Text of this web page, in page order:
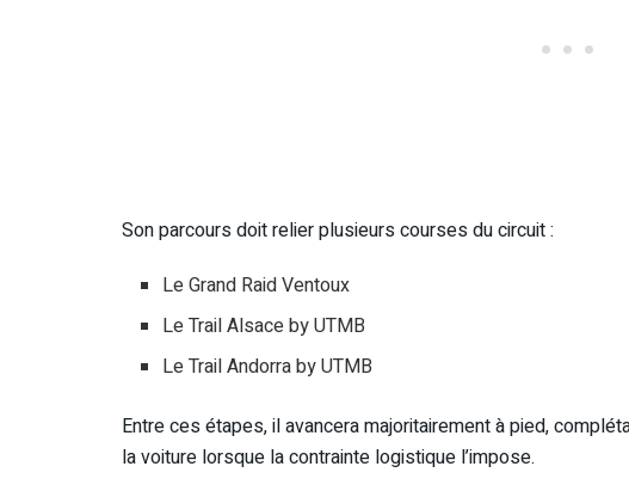
Son parcours doit relier plusieurs courses du circuit :
Le Grand Raid Ventoux
Le Trail Alsace by UTMB
Le Trail Andorra by UTMB
Entre ces étapes, il avancera majoritairement à pied,
la voiture lorsque la contrainte logistique l’impose.